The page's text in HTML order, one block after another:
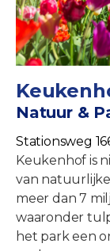
Natuur &
Stationsweg
Keukenhof is
van
meer dan 7
waaronder
het park een